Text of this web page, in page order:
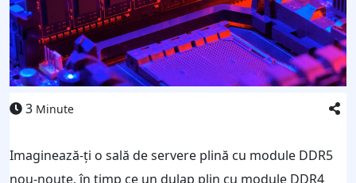
3 Minute
Imaginează-ți o sală de servere plină cu module DDR5
nou-nouțe, în timp ce un dulap plin cu module DDR4